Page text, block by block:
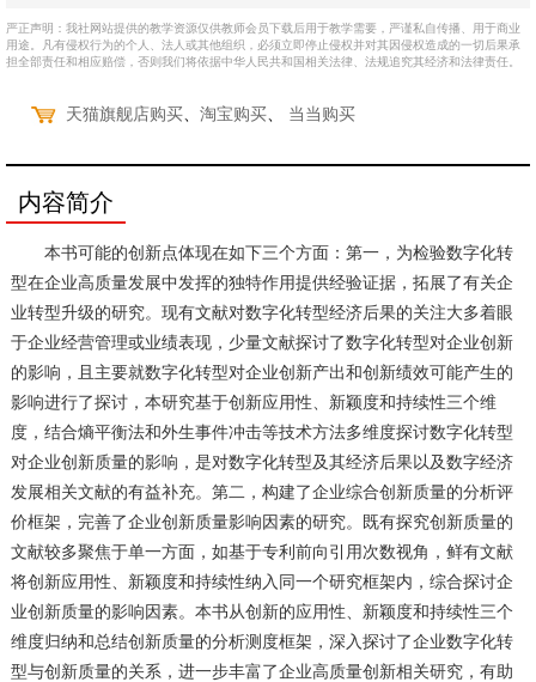
严正声明：我社网站提供的教学资源仅供教师会员下载后用于教学需要，严谨私自传播、用于商业
用途。凡有侵权行为的个人、法人或其他组织，必须立即停止侵权并对其因侵权造成的一切后果承
担全部责任和相应赔偿，否则我们将依据中华人民共和国相关法律、法规追究其经济和法律责任。
天猫旗舰店购买 淘宝购买 当当购买
内容简介
本书可能的创新点体现在如下三个方面：第一，为检验数字化转
型在企业高质量发展中发挥的独特作用提供经验证据，拓展了有关企
业转型升级的研究。现有文献对数字化转型经济后果的关注大多着眼
于企业经营管理或业绩表现，少量文献探讨了数字化转型对企业创新
的影响，且主要就数字化转型对企业创新产出和创新绩效可能产生的
影响进行了探讨，本研究基于创新应用性、新颖度和持续性三个维
度，结合熵平衡法和外生事件冲击等技术方法多维度探讨数字化转型
对企业创新质量的影响，是对数字化转型及其经济后果以及数字经济
发展相关文献的有益补充。第二，构建了企业综合创新质量的分析评
价框架，完善了企业创新质量影响因素的研究。既有探究创新质量的
文献较多聚焦于单一方面，如基于专利前向引用次数视角，鲜有文献
将创新应用性、新颖度和持续性纳入同一个研究框架内，综合探讨企
业创新质量的影响因素。本书从创新的应用性、新颖度和持续性三个
维度归纳和总结创新质量的分析测度框架，深入探讨了企业数字化转
型与创新质量的关系，进一步丰富了企业高质量创新相关研究，有助